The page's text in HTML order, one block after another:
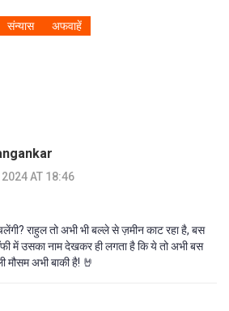
संन्यास अफवाहें
AT 18:46
राहुल तो अभी भी बल्ले से ज़मीन काट रहा है, बस
में उसका नाम देखकर ही लगता है कि ये तो अभी बस
मौसम अभी बाकी है! 🤘